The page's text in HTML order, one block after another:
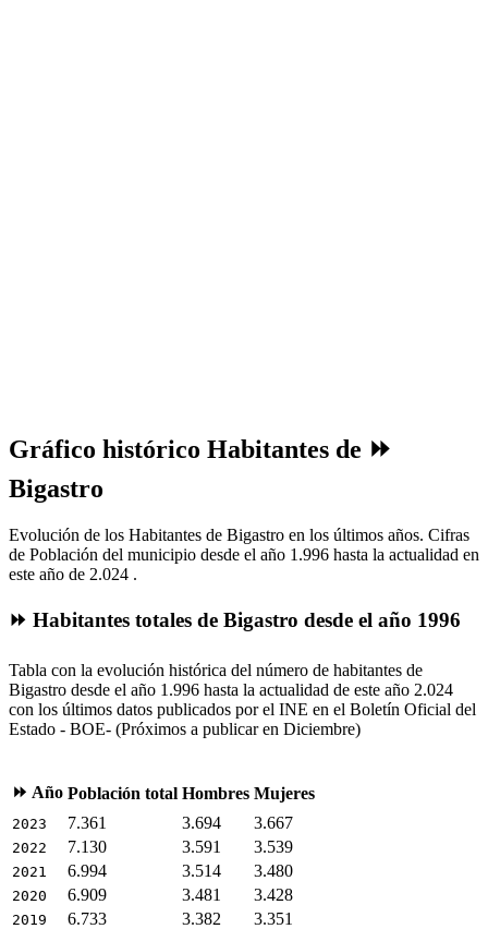
Gráfico histórico Habitantes de ⏩
Bigastro
Evolución de los Habitantes de Bigastro en los últimos años. Cifras
de Población del municipio desde el año 1.996 hasta la actualidad en
este año de 2.024 .
⏩ Habitantes totales de Bigastro desde el año 1996
Tabla con la evolución histórica del número de habitantes de
Bigastro desde el año 1.996 hasta la actualidad de este año 2.024
con los últimos datos publicados por el INE en el Boletín Oficial del
Estado - BOE- (Próximos a publicar en Diciembre)
⏩ Año Población total Hombres Mujeres
2023 7.361 3.694 3.667
2022 7.130 3.591 3.539
2021 6.994 3.514 3.480
2020 6.909 3.481 3.428
2019 6.733 3.382 3.351